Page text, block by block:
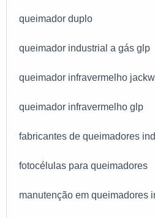
queimador duplo
queimador industrial a gás glp
queimador infravermelho
queimador infravermelho glp
fabricantes de queimadores
fotocélulas para queimadores
manutenção em queimadores